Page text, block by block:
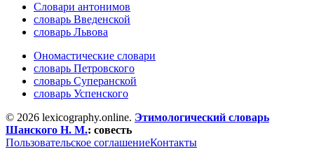
Словари антонимов
словарь Введенской
словарь Львова
Ономастические словари
словарь Петровского
словарь Суперанской
словарь Успенского
© 2026 lexicography.online. Этимологический словарь
Шанского Н. М.: совесть
Пользовательское соглашениеКонтакты